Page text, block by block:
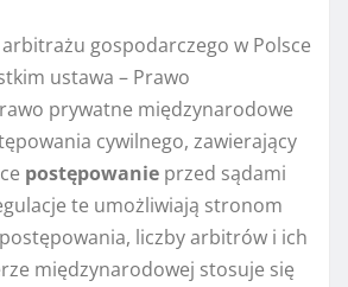
gospodarczego w Polsce
ustawa – Prawo
prywatne międzynarodowe
cywilnego, zawierający
postępowanie przed sądami
te umożliwiają stronom
liczby arbitrów i ich
międzynarodowej stosuje się